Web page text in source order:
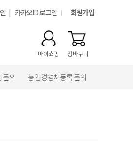
| 카카오ID 로그인 회원가입
마이쇼핑 장바구니
문의 농업경영체등록 문의